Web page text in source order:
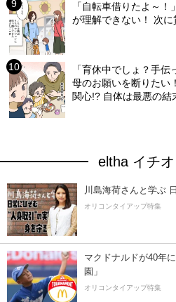
「自転車借りたよ～
が理解できない！ 次
「育休中でしょ？手
母のお願いを断りたい
関心!? 自体は最悪の結
eltha イチ
川島海荷さんと学ぶ
オリコンタイアップ特集
マクドナルドが40年
園」
オリコンタイアップ特集